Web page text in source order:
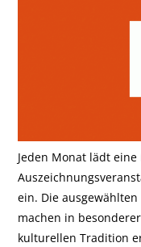
Jeden Monat lädt
ein. Die
machen in
kulturellen Tradition